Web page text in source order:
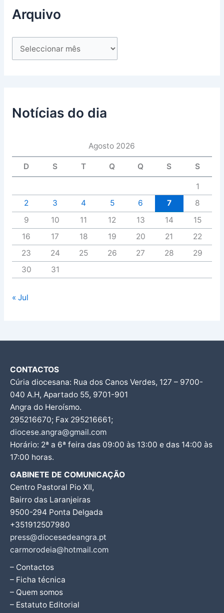
Arquivo
Notícias do dia
Agosto 2026
D S T Q Q S S
1
2
3 4 5 6 7
8
9
10 11 12 13 14
15
16
17 18 19 20 21
22
23
24 25 26 27 28
29
30
31
« Jul
CONTACTOS
Cúria diocesana: Rua dos Canos Verdes, 127 – 9700-
040 A.H, Apartado 55, 9701-901
Angra do Heroísmo.
295216670; Fax 295216661;
diocese.angra@gmail.com
Horário: 2ª a 6ª feira das 09:00 às 13:00 e das 14:00 às
17:00 horas.
GABINETE DE COMUNICAÇÃO
Centro Pastoral Pio XII,
Bairro das Laranjeiras
9500-294 Ponta Delgada
+351912507980
press@diocesedeangra.pt
carmorodeia@hotmail.com
– Contactos
– Ficha técnica
– Quem somos
– Estatuto Editorial